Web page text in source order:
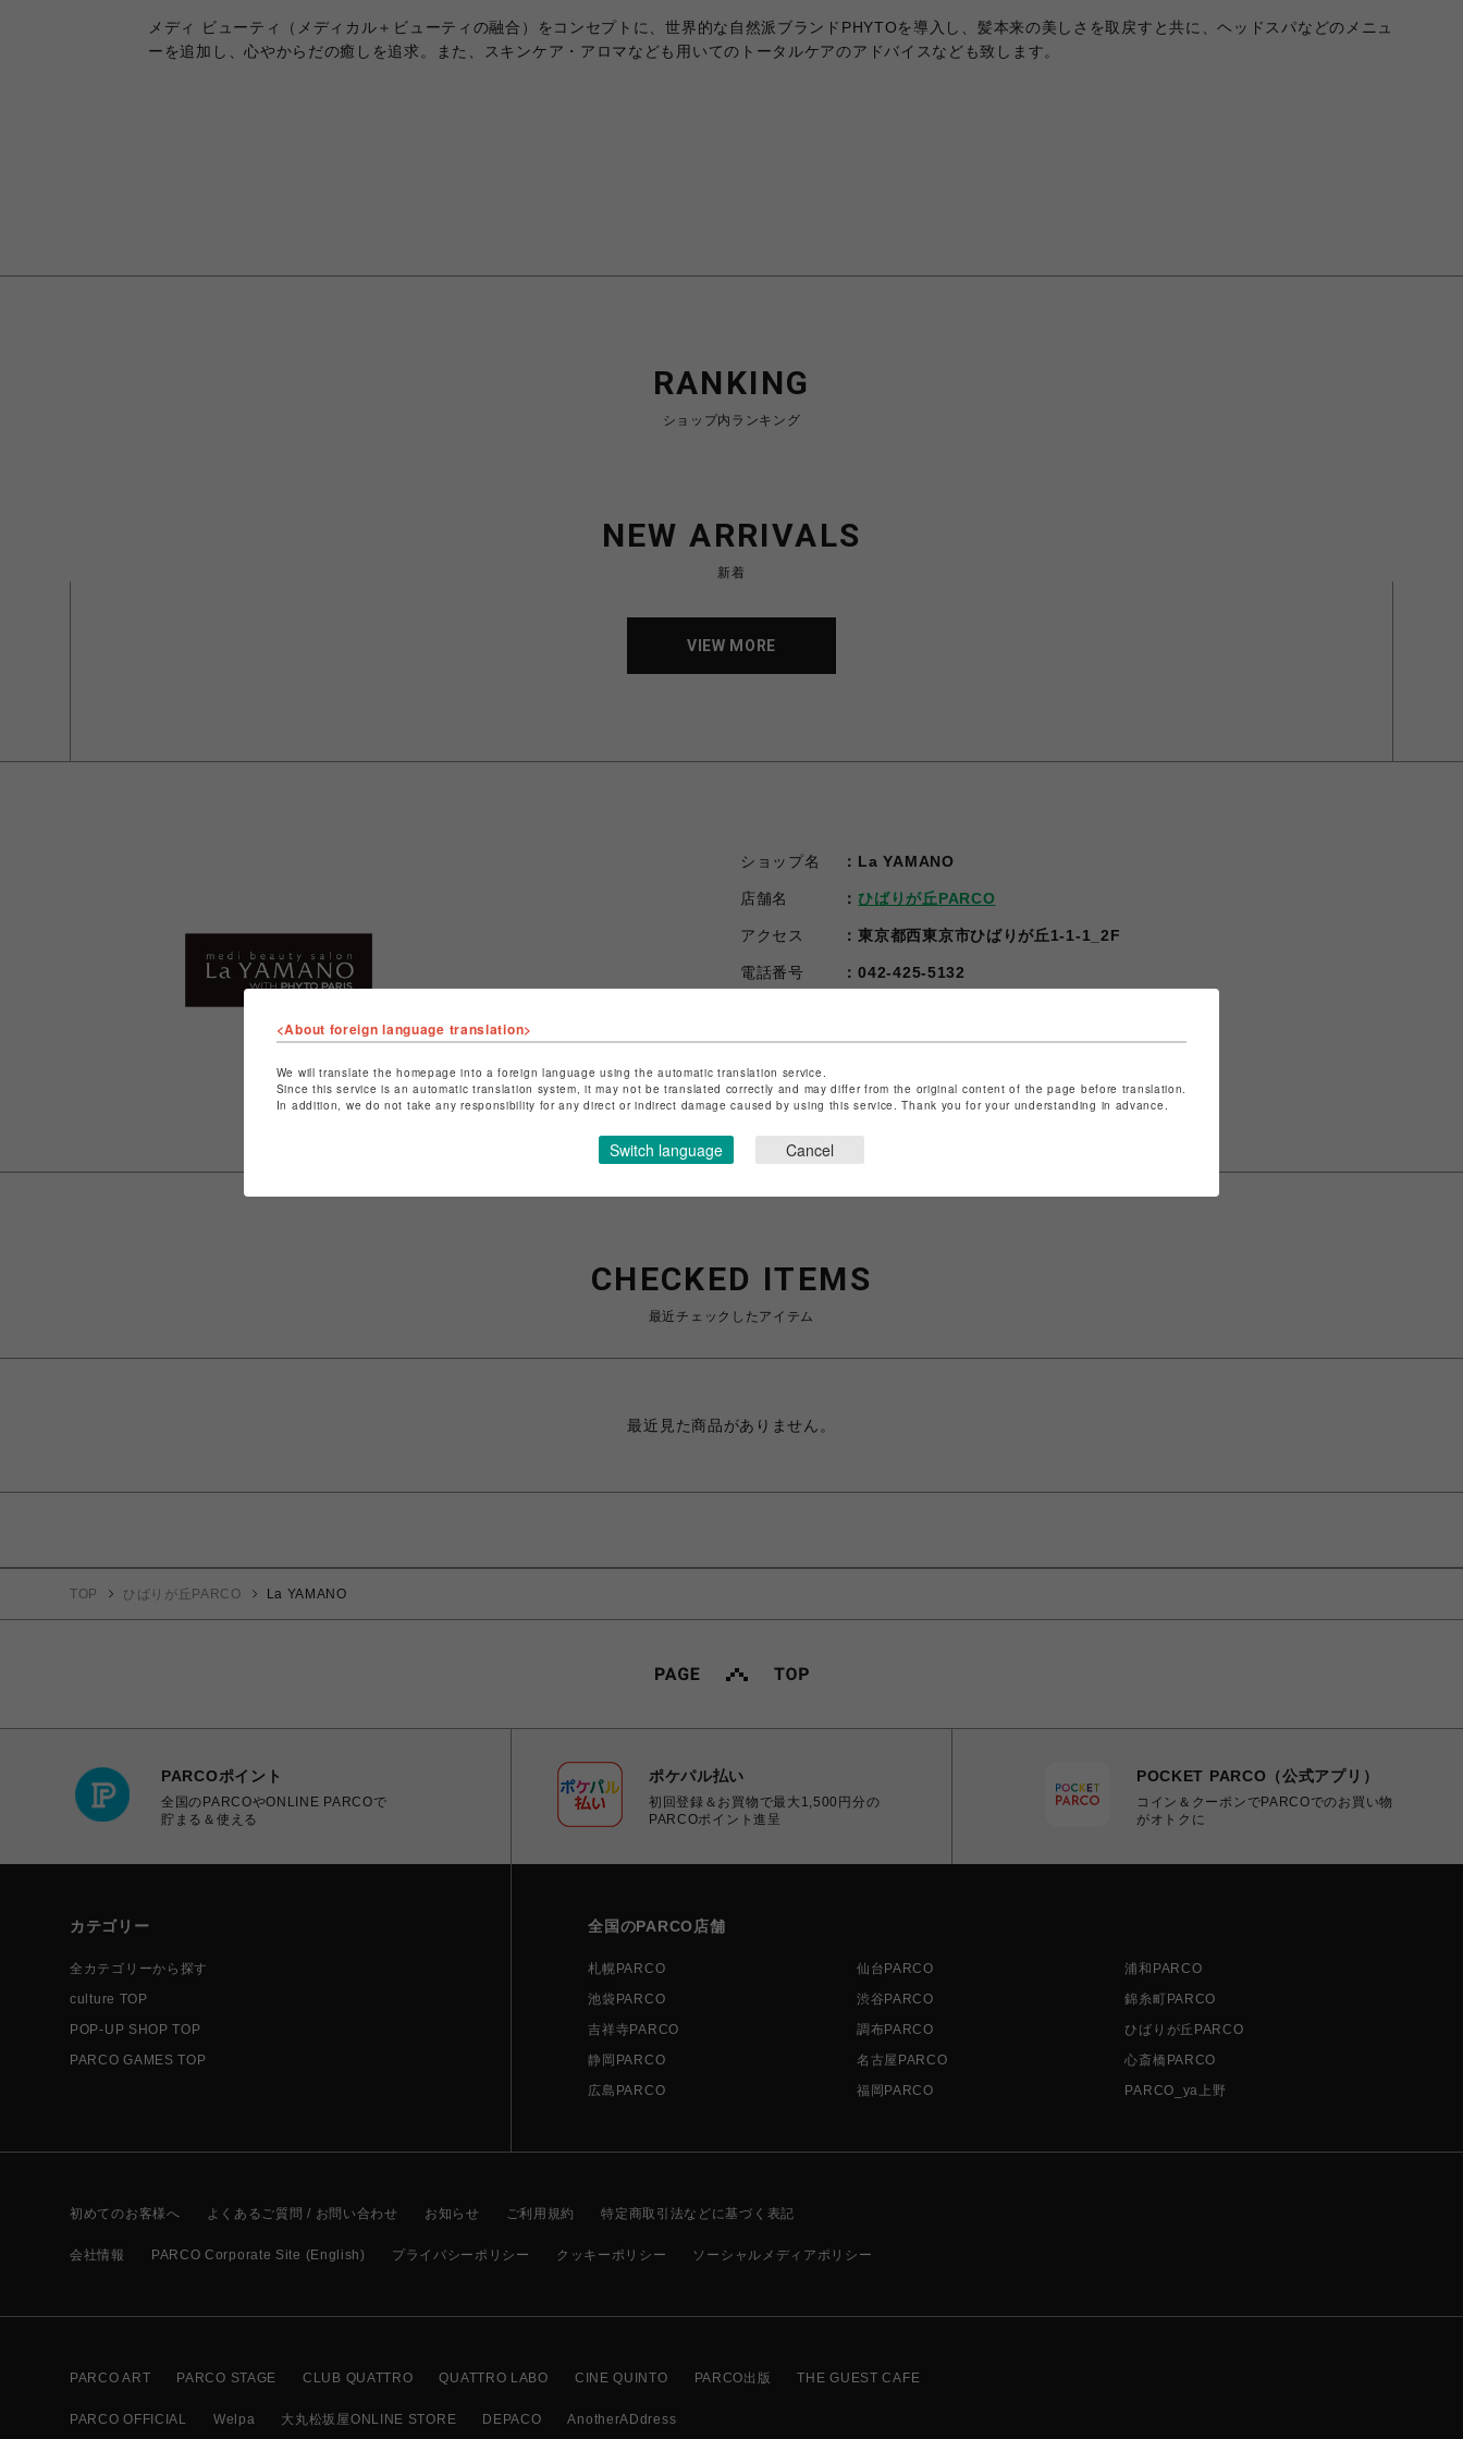
メディ ビューティ（メディカル＋ビューティの融合）をコンセプトに、世界的な自然派ブランドPHYTOを導入し、髪本来の美しさを取戻すと共に、ヘッドスパなどのメニュ
ーを追加し、心やからだの癒しを追求。また、スキンケア・アロマなども用いてのトータルケアのアドバイスなども致します。
RANKING
ショップ内ランキング
NEW ARRIVALS
新着
VIEW MORE
VIEW MORE
ショップ名 La YAMANO
店舗名 ひばりが丘PARCO
アクセス 東京都西東京市ひばりが丘1-1-1_2F
電話番号 042-425-5132
特定商取引法など法令に基づく表記は
CHECKED ITEMS
最近チェックしたアイテム
最近見た商品がありません。
TOP ひばりが丘PARCO La YAMANO
PARCOポイント
全国のPARCOやONLINE PARCOで
貯まる＆使える
ポケパル払い
初回登録＆お買物で最大1,500円分の
PARCOポイント進呈
POCKET PARCO（公式アプリ）
コイン＆クーポンでPARCOでのお買い物
がオトクに
カテゴリー
全カテゴリーから探す
culture TOP
POP-UP SHOP TOP
PARCO GAMES TOP
全国のPARCO店舗
札幌PARCO 仙台PARCO
浦和PARCO
池袋PARCO
渋谷PARCO
錦糸町PARCO
吉祥寺PARCO
調布PARCO
ひばりが丘PARCO
静岡PARCO
名古屋PARCO
心斎橋PARCO
広島PARCO
福岡PARCO PARCO_ya上野
初めてのお客様へ よくあるご質問 / お問い合わせ お知らせ ご利用規約 特定商取引法などに基づく表記
会社情報 PARCO Corporate Site (English) プライバシーポリシー クッキーポリシー ソーシャルメディアポリシー
PARCO ART PARCO STAGE CLUB QUATTRO QUATTRO LABO CINE QUINTO PARCO出版 THE GUEST CAFE
PARCO OFFICIAL Welpa 大丸松坂屋ONLINE STORE DEPACO AnotherADdress
<About foreign language translation>
We will translate the homepage into a foreign language using the automatic translation service.
Since this service is an automatic translation system, it may not be translated correctly and may differ from the original content of the page before translation.
In addition, we do not take any responsibility for any direct or indirect damage caused by using this service. Thank you for your understanding in advance.
Switch language Cancel